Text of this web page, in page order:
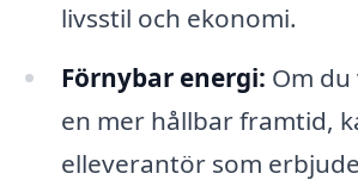
livsstil och ekonomi.
Förnybar energi: Om
en mer hållbar framtid,
elleverantör som